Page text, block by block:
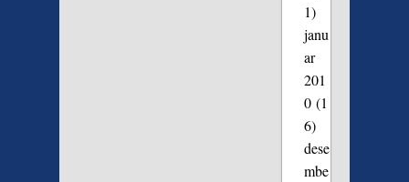
1)
janu
ar
201
0(1
6)
dese
mbe